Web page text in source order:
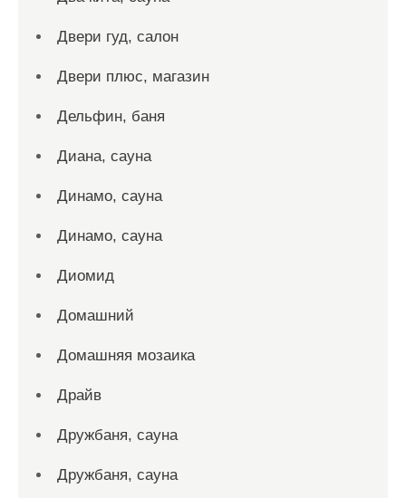
Двери гуд, салон
Двери плюс, магазин
Дельфин, баня
Диана, сауна
Динамо, сауна
Динамо, сауна
Диомид
Домашний
Домашняя мозаика
Драйв
Дружбаня, сауна
Дружбаня, сауна